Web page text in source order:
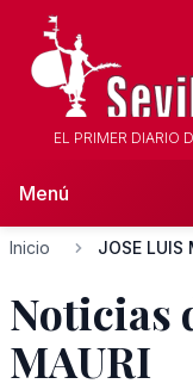
EL PRIMER DIARIO
Menú
Inicio JOSE LUIS
Noticias
MAURI